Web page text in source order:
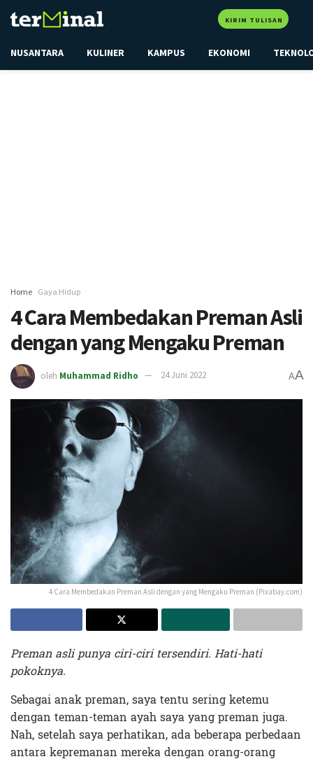
KIRIM TULISAN
NUSANTARA KULINER KAMPUS EKONOMI
Home Gaya Hidup
4 Cara Membedakan Preman Asli
dengan yang Mengaku Preman
oleh Muhammad Ridho 24 Juni 2022 AA
4 Cara Membedakan Preman Asli dengan yang Mengaku Preman (Pixabay.com)
Preman asli punya ciri-ciri tersendiri. Hati-hati
pokoknya.
Sebagai anak preman, saya tentu sering ketemu
dengan teman-teman ayah saya yang preman juga.
Nah, setelah saya perhatikan, ada beberapa perbedaan
antara kepremanan mereka dengan orang-orang